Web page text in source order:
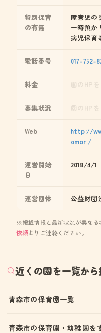
特別保育
の有無
障害児の
一時預か
病児保育
電話番号 017-752-
料金
募集状況
Web
http://
omori/
運営開始
日
2018/4/1
運営団体 公益財
※掲載情報と最新状況が異なる
依頼よりご連絡ください。
近くの園を一覧か
青森市の保育園一覧
青森市の保育園・幼稚園を